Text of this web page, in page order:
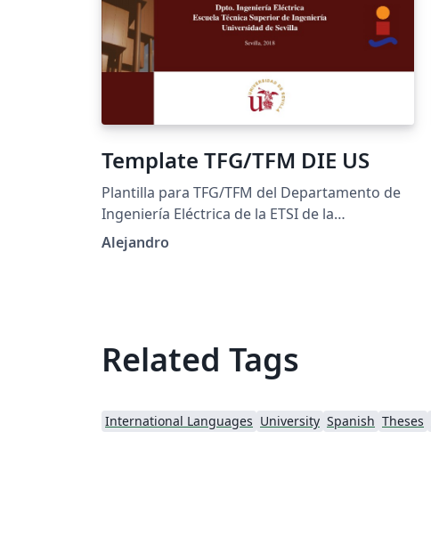
Template TFG/TFM DIE US
Plantilla para TFG/TFM del Departamento de
Ingeniería Eléctrica de la ETSI de la
Universidad de Sevilla.
Alejandro
Related Tags
International Languages University Spanish Theses